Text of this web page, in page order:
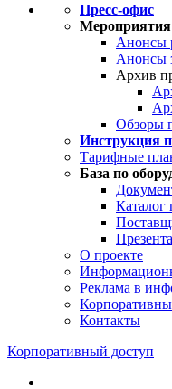
Пресс-офис
Мероприятия
Анонсы
Анонсы
Архив
Обзоры
Инструкция
Тарифные
База по
Каталог
О проекте
Реклама в
Контакты
Корпоративный доступ